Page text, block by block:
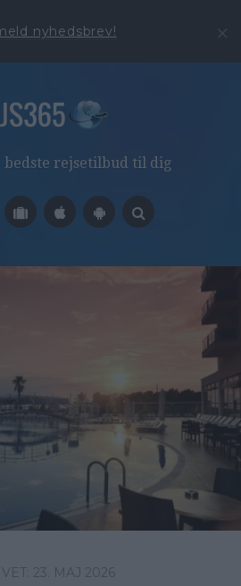
nyhedsbrev!
bedste rejsetilbud til dig
23. MAJ 2026